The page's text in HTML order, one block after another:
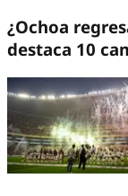
¿Ochoa
destaca 10